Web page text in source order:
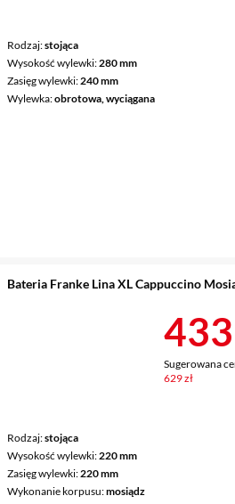
Rodzaj stojąca
Wysokość wylewki 280 mm
Zasięg wylewki 240 mm
Wylewka obrotowa, wyciągana
Bateria Franke Lina XL Cappuccino
Rodzaj stojąca
Wysokość wylewki 220 mm
Zasięg wylewki 220 mm
Wykonanie korpusu mosiądz
433
Sugerowana
629 zł